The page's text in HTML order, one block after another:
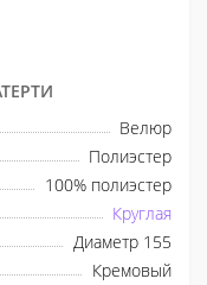
Велюр
Полиэстер
100% полиэстер
Круглая
Диаметр 155
Кремовый